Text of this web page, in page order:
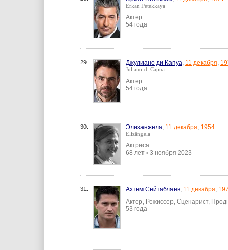
Erkan Petekkaya
Актер
54 года
29. Джулиано ди Капуа, 11 декабря,
Juliano di Capua
Актер
54 года
30. Элизанжела, 11 декабря, 1954
Elizângela
Актриса
68 лет • 3 ноября 2023
31. Ахтем Сейтаблаев, 11 декабря,
Актер, Режиссер, Сценарист,
53 года